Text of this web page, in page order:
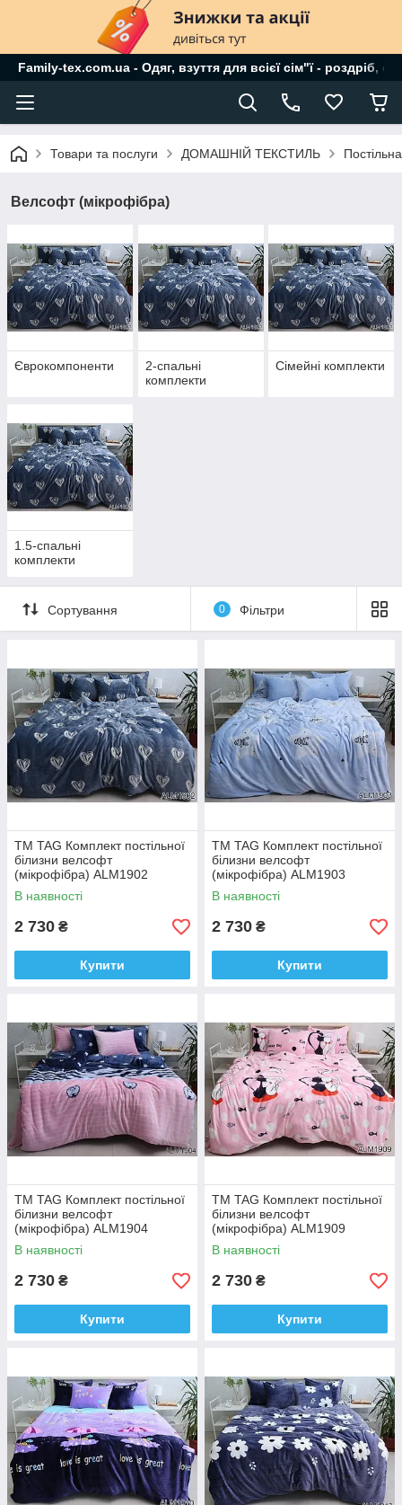
Family-tex.com.ua - Одяг, взуття для всієї сім"ї - роздріб,
Товари та послуги ДОМАШНІЙ ТЕКСТИЛЬ
Велсофт (мікрофібра)
Єврокомпоненти
2-спальні
комплекти
Сімейні комплекти
1.5-спальні
комплекти
Сортування 0 Фільтри
ТМ TAG Комплект постільної
білизни велсофт
(мікрофібра) ALM1902
В наявності
2 730 ₴
Купити
ТМ TAG Комплект постільної
білизни велсофт
(мікрофібра) ALM1903
В наявності
2 730 ₴
Купити
ТМ TAG Комплект постільної
білизни велсофт
(мікрофібра) ALM1904
В наявності
2 730 ₴
Купити
ТМ TAG Комплект постільної
білизни велсофт
(мікрофібра) ALM1909
В наявності
2 730 ₴
Купити